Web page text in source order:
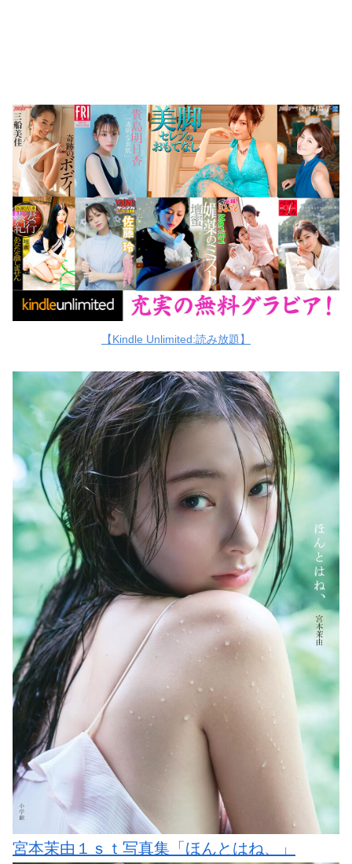
【Kindle Unlimited:読み放題】
宮本茉由１ｓｔ写真集「ほんとはね、」